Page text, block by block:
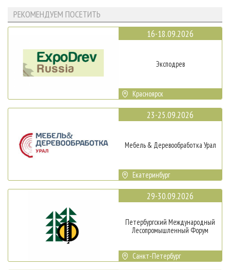
РЕКОМЕНДУЕМ ПОСЕТИТЬ
16-18.09.2026
Эксподрев
Красноярск
23-25.09.2026
Мебель & Деревообработка Урал
Екатеринбург
29-30.09.2026
Петербургский Международный
Лесопромышленный Форум
Санкт-Петербург